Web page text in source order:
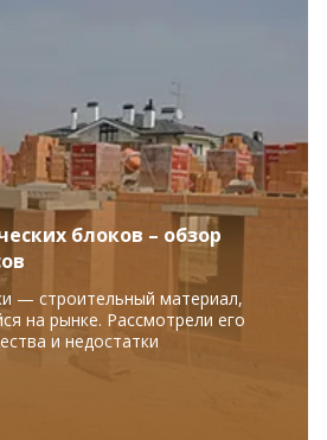
блоков – обзор
— строительный материал,
на рынке. Рассмотрели его
и недостатки